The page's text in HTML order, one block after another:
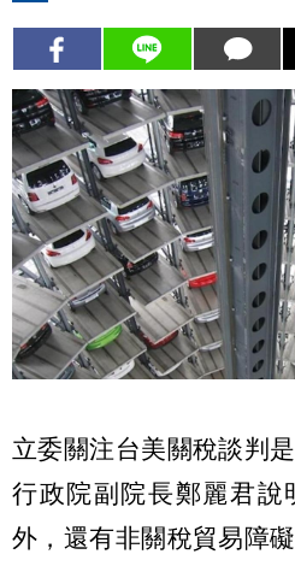
立委關注台美關稅談判
行政院副院長鄭麗君說
外，還有非關稅貿易障